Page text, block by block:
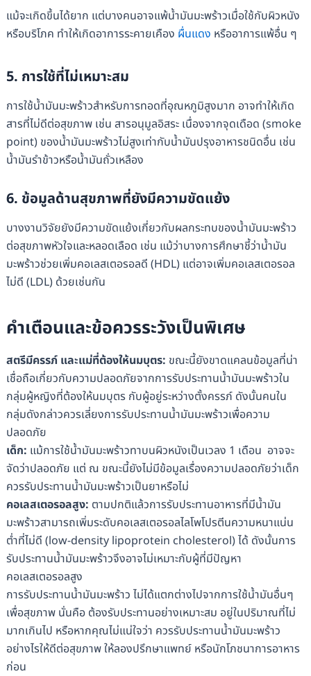
แม้จะเกิดขึ้นได้ยาก แต่บางคนอาจแพ้น้ำมันมะพร้าวเมื่อใช้กับผิวหนัง
หรือบริโภค ทำให้เกิดอาการระคายเคือง ผื่นแดง หรืออาการแพ้อื่น ๆ
5. การใช้ที่ไม่เหมาะสม
การใช้น้ำมันมะพร้าวสำหรับการทอดที่อุณหภูมิสูงมาก อาจทำให้เกิด
สารที่ไม่ดีต่อสุขภาพ เช่น สารอนุมูลอิสระ เนื่องจากจุดเดือด (smoke
point) ของน้ำมันมะพร้าวไม่สูงเท่ากับน้ำมันปรุงอาหารชนิดอื่น เช่น
น้ำมันรำข้าวหรือน้ำมันถั่วเหลือง
6. ข้อมูลด้านสุขภาพที่ยังมีความขัดแย้ง
บางงานวิจัยยังมีความขัดแย้งเกี่ยวกับผลกระทบของน้ำมันมะพร้าว
ต่อสุขภาพหัวใจและหลอดเลือด เช่น แม้ว่าบางการศึกษาชี้ว่าน้ำมัน
มะพร้าวช่วยเพิ่มคอเลสเตอรอลดี (HDL) แต่อาจเพิ่มคอเลสเตอรอล
ไม่ดี (LDL) ด้วยเช่นกัน
คำเตือนและข้อควรระวังเป็นพิเศษ
สตรีมีครรภ์ และแม่ที่ต้องให้นมบุตร: ขณะนี้ยังขาดแคลนข้อมูลที่น่า
เชื่อถือเกี่ยวกับความปลอดภัยจากการรับประทานน้ำมันมะพร้าวใน
กลุ่มผู้หญิงที่ต้องให้นมบุตร กับผู้อยู่ระหว่างตั้งครรภ์ ดังนั้นคนใน
กลุ่มดังกล่าวควรเลี่ยงการรับประทานน้ำมันมะพร้าวเพื่อความ
ปลอดภัย
เด็ก: แม้การใช้น้ำมันมะพร้าวทาบนผิวหนังเป็นเวลง 1 เดือน อาจจะ
จัดว่าปลอดภัย แต่ ณ ขณะนี้ยังไม่มีข้อมูลเรื่องความปลอดภัยว่าเด็ก
ควรรับประทานน้ำมันมะพร้าวเป็นยาหรือไม่
คอเลสเตอรอลสูง: ตามปกติแล้วการรับประทานอาหารที่มีน้ำมัน
มะพร้าวสามารถเพิ่มระดับคอเลสเตอรอลไลโพโปรตีนความหนาแน่น
ต่ำที่ไม่ดี (low-density lipoprotein cholesterol) ได้ ดังนั้นการ
รับประทานน้ำมันมะพร้าวจึงอาจไม่เหมาะกับผู้ที่มีปัญหา
คอเลสเตอรอลสูง
การรับประทานน้ำมันมะพร้าว ไม่ได้แตกต่างไปจากการใช้น้ำมันอื่นๆ
เพื่อสุขภาพ นั่นคือ ต้องรับประทานอย่างเหมาะสม อยู่ในปริมาณที่ไม่
มากเกินไป หรือหากคุณไม่แน่ใจว่า ควรรับประทานน้ำมันมะพร้าว
อย่างไรให้ดีต่อสุขภาพ ให้ลองปรึกษาแพทย์ หรือนักโภชนาการอาหาร
ก่อน